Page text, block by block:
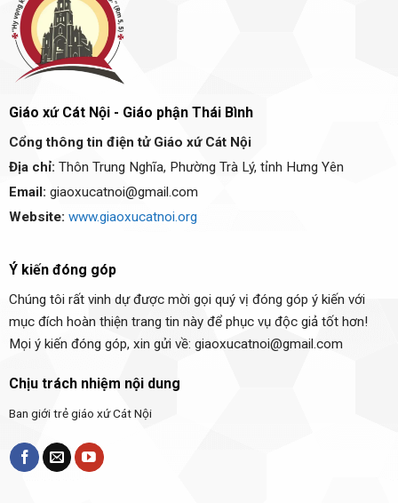
Giáo xứ Cát Nội - Giáo phận Thái Bình
Cổng thông tin điện tử Giáo xứ Cát Nội
Địa chỉ: Thôn Trung Nghĩa, Phường Trà Lý, tỉnh Hưng Yên
Email: giaoxucatnoi@gmail.com
Website: www.giaoxucatnoi.org
Ý kiến đóng góp
Chúng tôi rất vinh dự được mời gọi quý vị đóng góp ý kiến với
mục đích hoàn thiện trang tin này để phục vụ độc giả tốt hơn!
Mọi ý kiến đóng góp, xin gửi về: giaoxucatnoi@gmail.com
Chịu trách nhiệm nội dung
Ban giới trẻ giáo xứ Cát Nội